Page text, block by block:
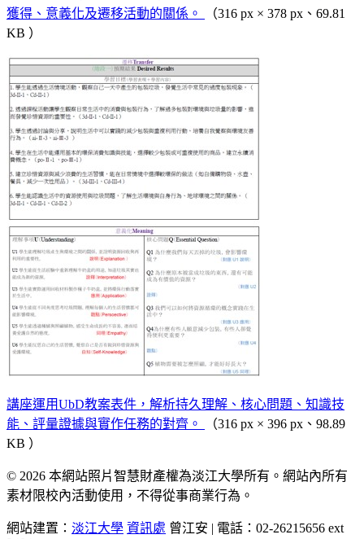
獲得、意義化及遷移活動的關係。
（316 px × 378 px、69.81
KB ）
講座運用UbD教案表件，解析持久理解、核心問題、知識技
能、評量證據與實作任務的對齊。
（316 px × 396 px、98.89
KB ）
© 2026 本網站照片智慧財產權為淡江大學所有。網站內所有
素材限校內活動使用，不得從事商業行為。
網站建置： 淡江大學 資訊處 曾江安 | 電話：02-26215656 ext